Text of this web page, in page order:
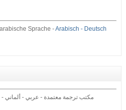
Sprache -Arabisch - Deutsch
مكتب ترجمة معتمدة - عربي - ألماني